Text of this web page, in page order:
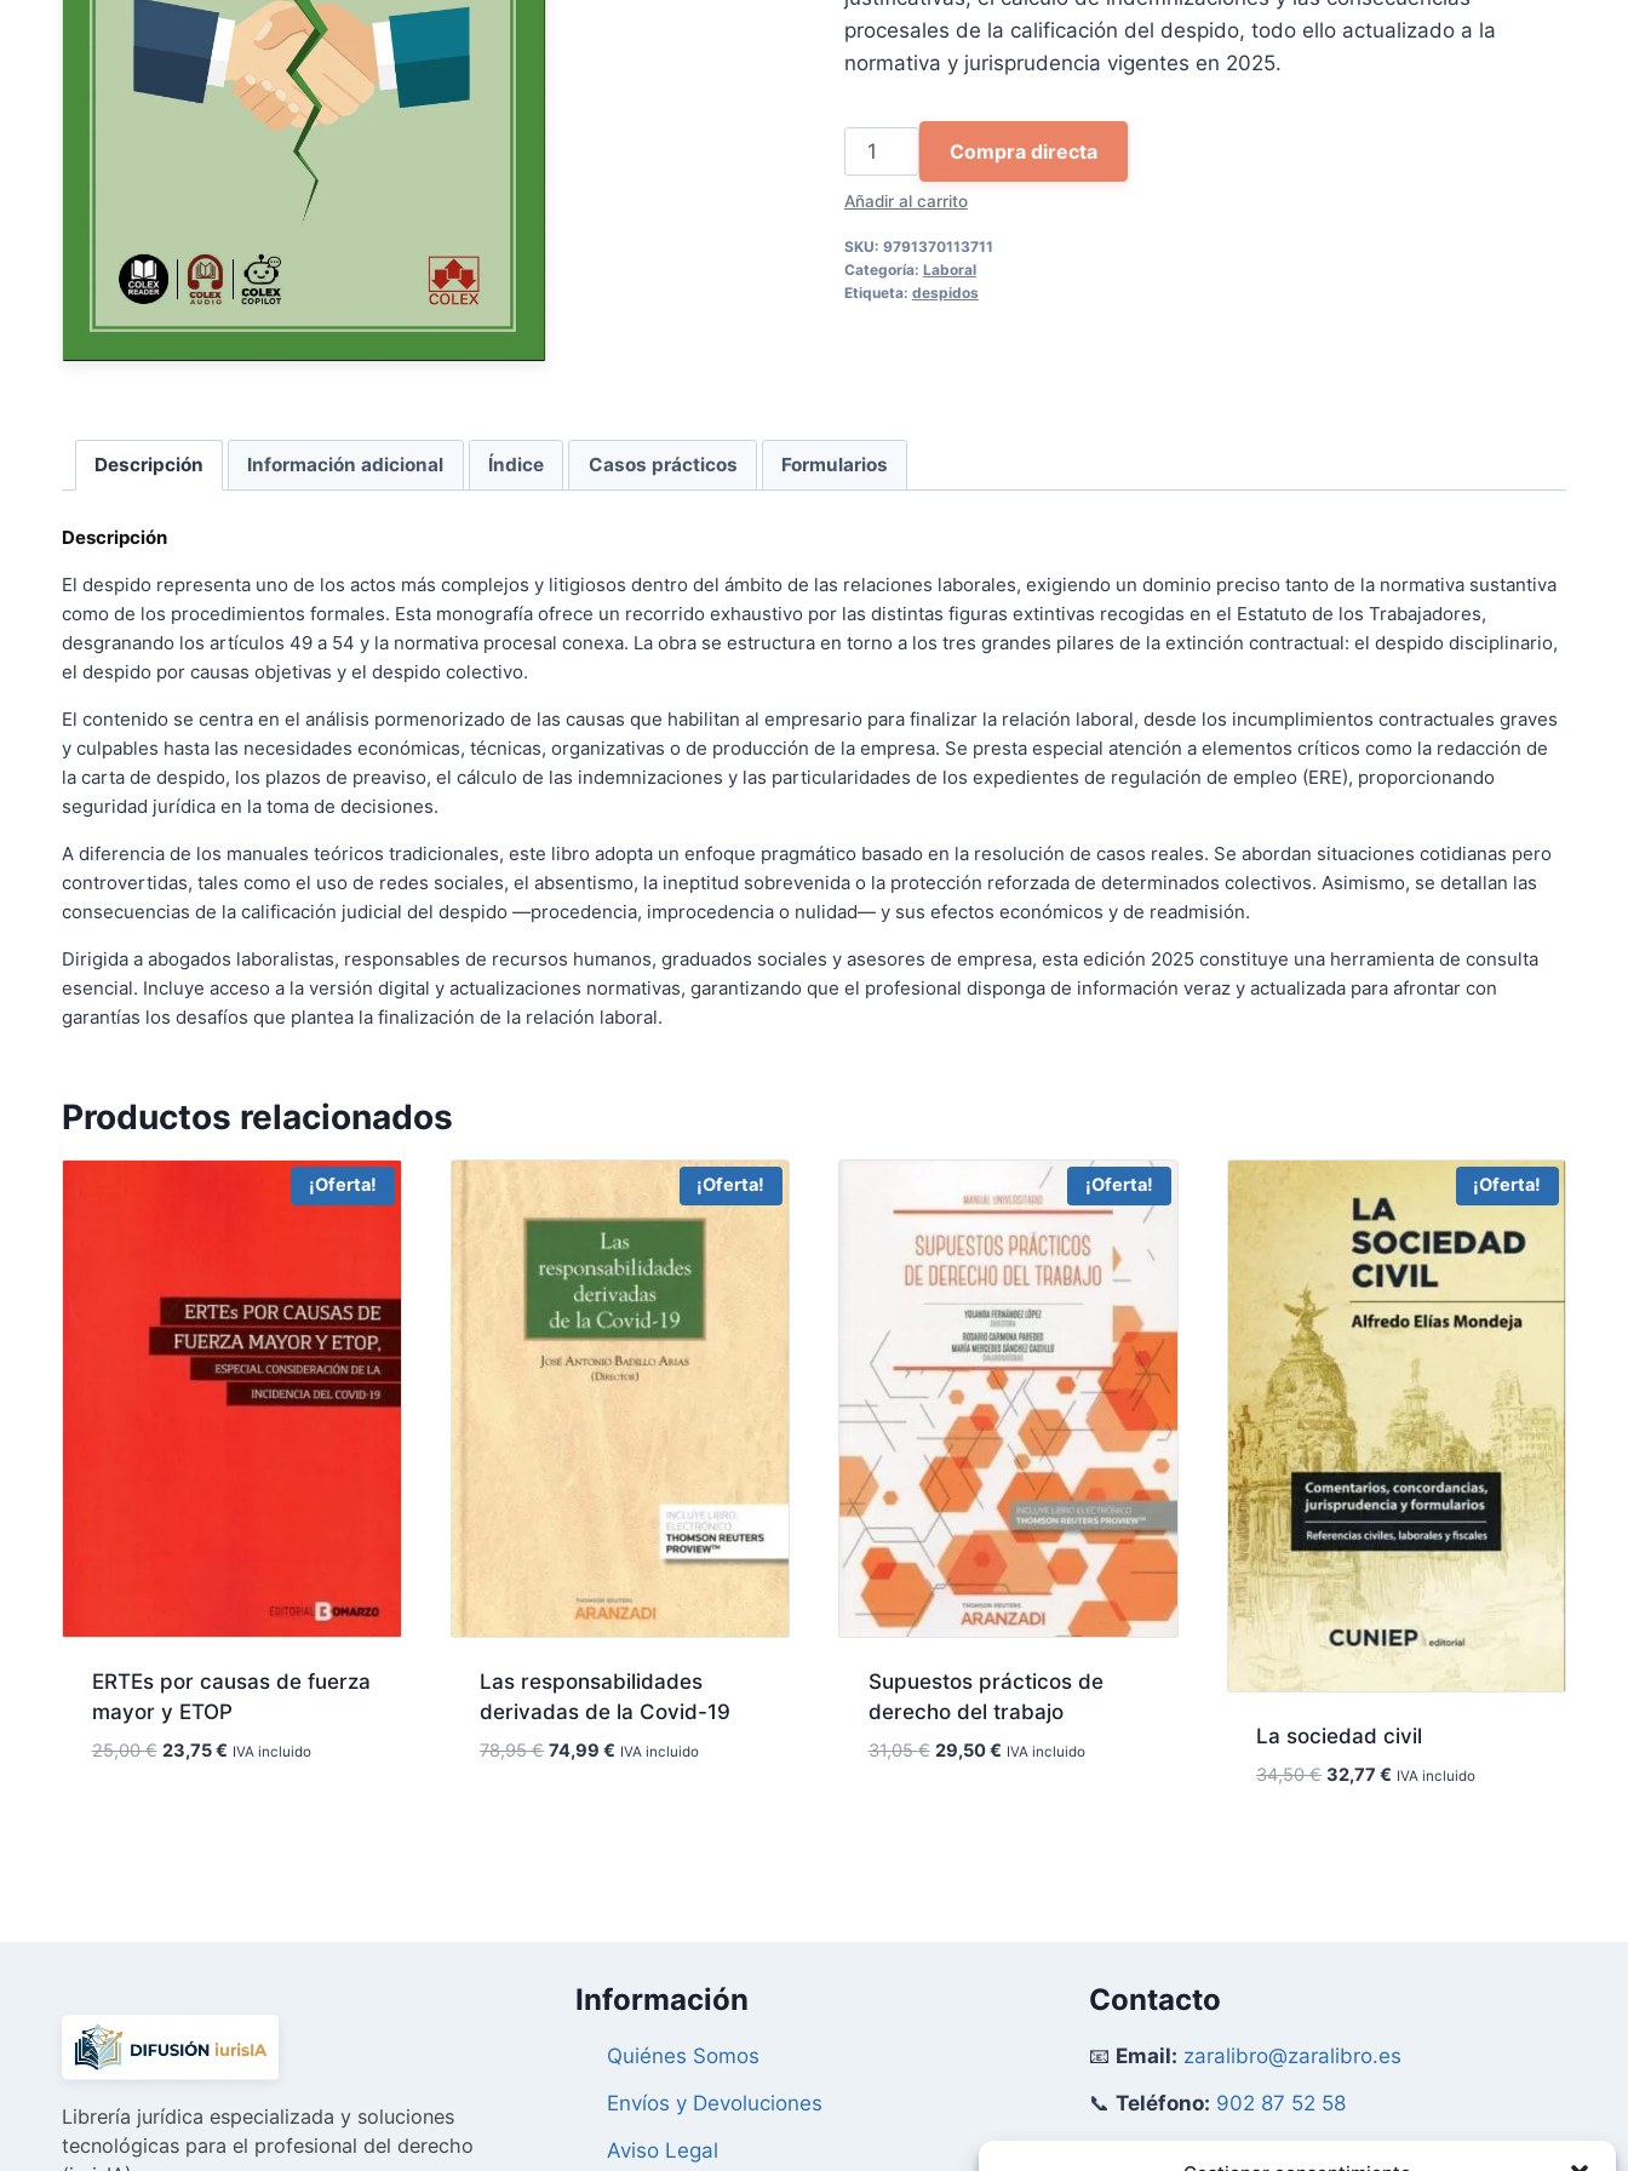
procesales de la calificación del despido, todo ello actualizado a la
normativa y jurisprudencia vigentes en 2025.
Casos
prácticos
sobre
el
despido
cantidad
Añadir al carrito
Compra directa
SKU: 9791370113711
Categoría: Laboral
Etiqueta: despidos
Descripción Información adicional Índice Casos prácticos Formularios
Descripción
El despido representa uno de los actos más complejos y litigiosos dentro del ámbito de las relaciones laborales, exigiendo un dominio preciso tanto de la normativa sustantiva
como de los procedimientos formales. Esta monografía ofrece un recorrido exhaustivo por las distintas figuras extintivas recogidas en el Estatuto de los Trabajadores,
desgranando los artículos 49 a 54 y la normativa procesal conexa. La obra se estructura en torno a los tres grandes pilares de la extinción contractual: el despido disciplinario,
el despido por causas objetivas y el despido colectivo.
El contenido se centra en el análisis pormenorizado de las causas que habilitan al empresario para finalizar la relación laboral, desde los incumplimientos contractuales graves
y culpables hasta las necesidades económicas, técnicas, organizativas o de producción de la empresa. Se presta especial atención a elementos críticos como la redacción de
la carta de despido, los plazos de preaviso, el cálculo de las indemnizaciones y las particularidades de los expedientes de regulación de empleo (ERE), proporcionando
seguridad jurídica en la toma de decisiones.
A diferencia de los manuales teóricos tradicionales, este libro adopta un enfoque pragmático basado en la resolución de casos reales. Se abordan situaciones cotidianas pero
controvertidas, tales como el uso de redes sociales, el absentismo, la ineptitud sobrevenida o la protección reforzada de determinados colectivos. Asimismo, se detallan las
consecuencias de la calificación judicial del despido —procedencia, improcedencia o nulidad— y sus efectos económicos y de readmisión.
Dirigida a abogados laboralistas, responsables de recursos humanos, graduados sociales y asesores de empresa, esta edición 2025 constituye una herramienta de consulta
esencial. Incluye acceso a la versión digital y actualizaciones normativas, garantizando que el profesional disponga de información veraz y actualizada para afrontar con
garantías los desafíos que plantea la finalización de la relación laboral.
Productos relacionados
¡Oferta!
ERTEs por causas de fuerza
mayor y ETOP
25,00€ El
23,75€ElIVA incluido
¡Oferta!
Las responsabilidades
derivadas de la Covid-19
78,95€ El
74,99 € El
IVA incluido
¡Oferta!
Supuestos prácticos de
derecho del trabajo
31,05€ El
29,50€ElIVA incluido
¡Oferta!
La sociedad civil
34,50€ El
32,77 € El
IVA incluido
Librería jurídica especializada y soluciones
tecnológicas para el profesional del derecho
Información
Quiénes Somos
Envíos y Devoluciones
Aviso Legal
Contacto
📧 Email: zaralibro@zaralibro.es
📞 Teléfono: 902 87 52 58